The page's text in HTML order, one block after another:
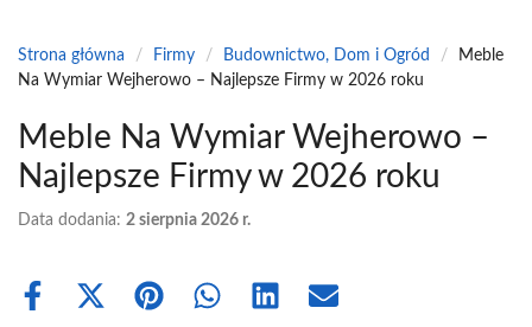
Strona główna / Firmy / Budownictwo, Dom i Ogród /
Meble
Na Wymiar Wejherowo – Najlepsze Firmy w 2026 roku
Meble Na Wymiar Wejherowo –
Najlepsze Firmy w 2026 roku
Data dodania: 2 sierpnia 2026 r.
Share
Share Share Share Share Share